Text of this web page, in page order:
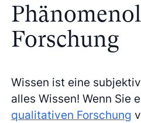
Forschung
Wissen ist eine
alles Wissen! Wenn Sie
qualitativen Forschung